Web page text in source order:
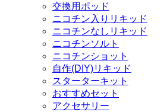
交換用ポッド
ニコチン入りリキッド
ニコチンなしリキッド
ニコチンソルト
ニコチンショット
自作(DIY)リキッド
スターターキット
おすすめセット
アクセサリー